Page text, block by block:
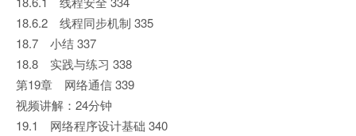
18.6.2 线程同步机制 335
18.7 小结 337
18.8 实践与练习 338
第19章 网络通信 339
视频讲解：24分钟
19.1 网络程序设计基础 340